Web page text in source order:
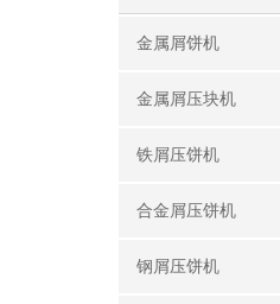
金属屑饼机
金属屑压块机
铁屑压饼机
合金屑压饼机
钢屑压饼机